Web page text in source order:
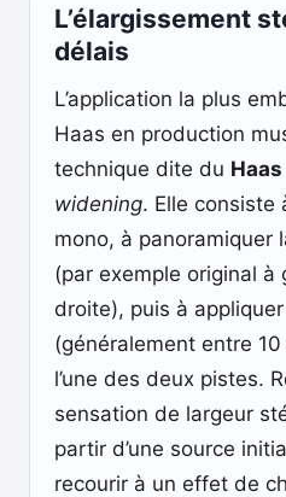
L’élargissement
délais
L’application la plus
Haas en production
technique dite du
widening. Elle consiste
mono, à panoramiquer
(par exemple original à
droite), puis à
(généralement entre
l’une des deux pistes.
sensation de largeur
partir d’une source
recourir à un effet de